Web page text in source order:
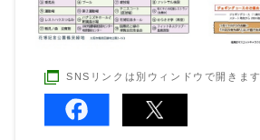
SNSリンクは別ウィンドウで開きます